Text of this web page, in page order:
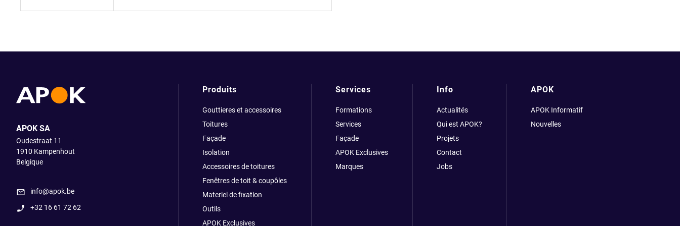
APOK SA
Oudestraat 11
1910 Kampenhout
Belgique
info@apok.be
+32 16 61 72 62
Produits
Gouttieres et accessoires
Toitures
Façade
Isolation
Accessoires de toitures
Fenêtres de toit & coupôles
Materiel de fixation
Outils
APOK Exclusives
Services
Formations
Services
Façade
APOK Exclusives
Marques
Info
Actualités
Qui est APOK?
Projets
Contact
Jobs
APOK
APOK Informatif
Nouvelles